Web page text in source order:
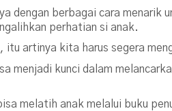
dengan berbagai cara menarik
perhatian si anak.
itu artinya kita harus segera
menjadi kunci dalam
melatih anak melalui buku